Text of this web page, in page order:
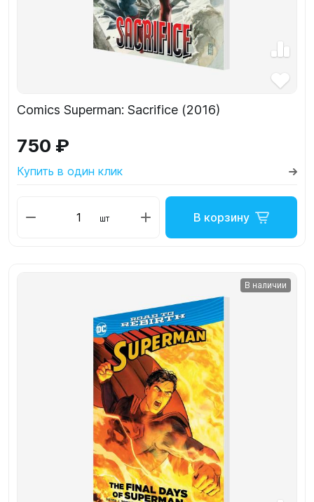
Comics Superman: Sacrifice (2016)
750 ₽
Купить в один клик
шт В корзину
В наличии